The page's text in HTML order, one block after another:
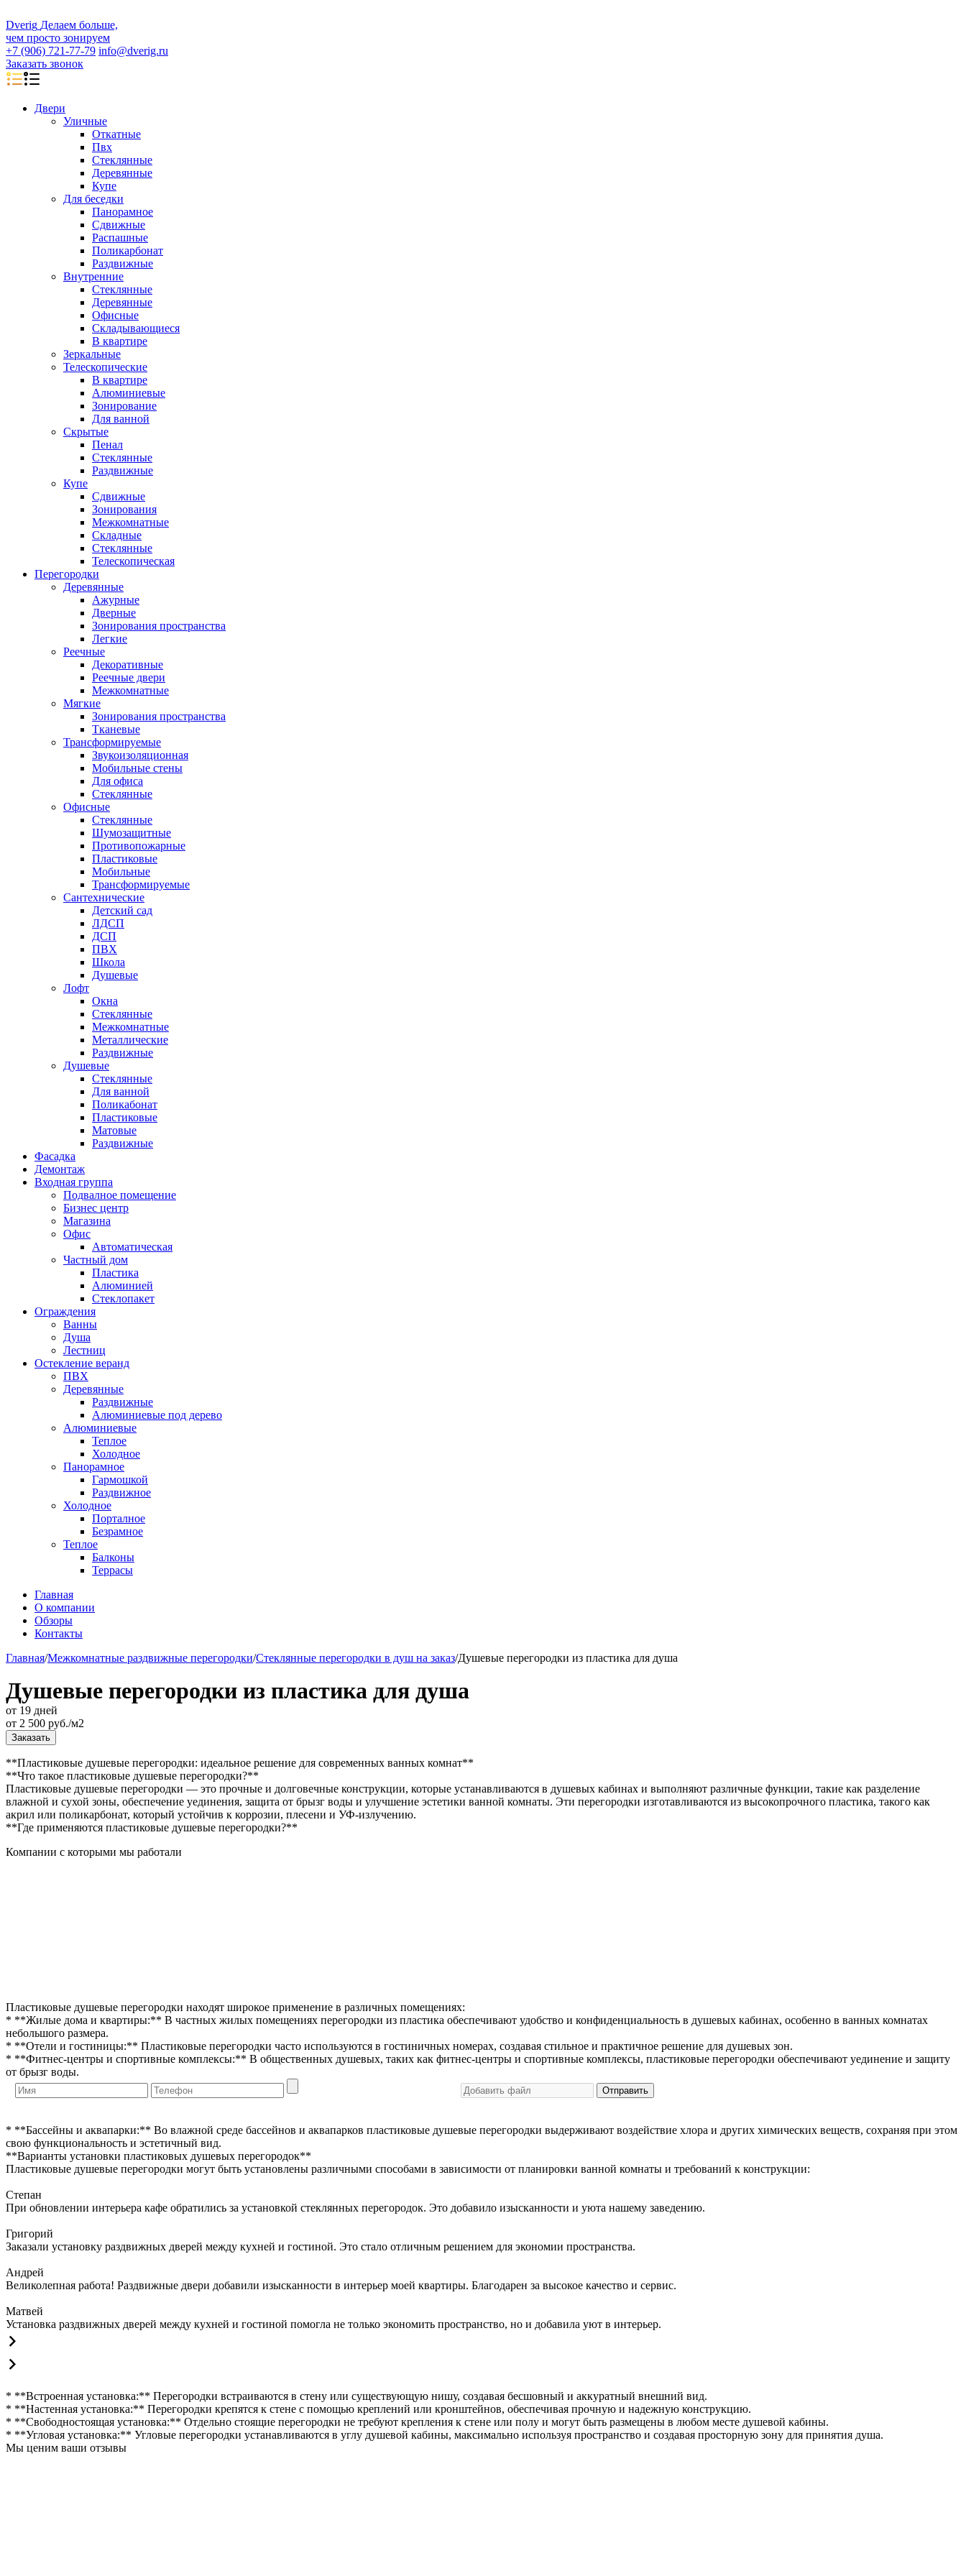
Dverig Делаем больше,
чем просто зонируем
+7 (906) 721-77-79 info@dverig.ru
Заказать звонок
Двери
Уличные
Откатные
Пвх
Стеклянные
Деревянные
Купе
Для беседки
Панорамное
Сдвижные
Распашные
Поликарбонат
Раздвижные
Внутренние
Стеклянные
Деревянные
Офисные
Складывающиеся
В квартире
Зеркальные
Телескопические
В квартире
Алюминиевые
Зонирование
Для ванной
Скрытые
Пенал
Стеклянные
Раздвижные
Купе
Сдвижные
Зонирования
Межкомнатные
Складные
Стеклянные
Телескопическая
Перегородки
Деревянные
Ажурные
Дверные
Зонирования пространства
Легкие
Реечные
Декоративные
Реечные двери
Межкомнатные
Мягкие
Зонирования пространства
Тканевые
Трансформируемые
Звукоизоляционная
Мобильные стены
Для офиса
Стеклянные
Офисные
Стеклянные
Шумозащитные
Противопожарные
Пластиковые
Мобильные
Трансформируемые
Сантехнические
Детский сад
ЛДСП
ДСП
ПВХ
Школа
Душевые
Лофт
Окна
Стеклянные
Межкомнатные
Металлические
Раздвижные
Душевые
Стеклянные
Для ванной
Поликабонат
Пластиковые
Матовые
Раздвижные
Фасадка
Демонтаж
Входная группа
Подвалное помещение
Бизнес центр
Магазина
Офис
Автоматическая
Частный дом
Пластика
Алюминией
Стеклопакет
Ограждения
Ванны
Душа
Лестниц
Остекление веранд
ПВХ
Деревянные
Раздвижные
Алюминиевые под дерево
Алюминиевые
Теплое
Холодное
Панорамное
Гармошкой
Раздвижное
Холодное
Порталное
Безрамное
Теплое
Балконы
Террасы
Главная
О компании
Обзоры
Контакты
Главная/Межкомнатные раздвижные перегородки/Стеклянные перегородки в душ на заказ/Душевые перегородки из пластика для душа
Душевые перегородки из пластика для душа
от 19 дней
от 2 500 руб./м2
Заказать
**Пластиковые душевые перегородки: идеальное решение для современных ванных комнат**
**Что такое пластиковые душевые перегородки?**
Пластиковые душевые перегородки — это прочные и долговечные конструкции, которые устанавливаются в душевых кабинах и выполняют различные функции, такие как разделение
влажной и сухой зоны, обеспечение уединения, защита от брызг воды и улучшение эстетики ванной комнаты. Эти перегородки изготавливаются из высокопрочного пластика, такого как
акрил или поликарбонат, который устойчив к коррозии, плесени и УФ-излучению.
**Где применяются пластиковые душевые перегородки?**
Компании с которыми мы работали
Пластиковые душевые перегородки находят широкое применение в различных помещениях:
* **Жилые дома и квартиры:** В частных жилых помещениях перегородки из пластика обеспечивают удобство и конфиденциальность в душевых кабинах, особенно в ванных комнатах
небольшого размера.
* **Отели и гостиницы:** Пластиковые перегородки часто используются в гостиничных номерах, создавая стильное и практичное решение для душевых зон.
* **Фитнес-центры и спортивные комплексы:** В общественных душевых, таких как фитнес-центры и спортивные комплексы, пластиковые перегородки обеспечивают уединение и защиту
от брызг воды.
Отправить
* **Бассейны и аквапарки:** Во влажной среде бассейнов и аквапарков пластиковые душевые перегородки выдерживают воздействие хлора и других химических веществ, сохраняя при этом
свою функциональность и эстетичный вид.
**Варианты установки пластиковых душевых перегородок**
Пластиковые душевые перегородки могут быть установлены различными способами в зависимости от планировки ванной комнаты и требований к конструкции:
Степан
При обновлении интерьера кафе обратились за установкой стеклянных перегородок. Это добавило изысканности и уюта нашему заведению.
Григорий
Заказали установку раздвижных дверей между кухней и гостиной. Это стало отличным решением для экономии пространства.
Андрей
Великолепная работа! Раздвижные двери добавили изысканности в интерьер моей квартиры. Благодарен за высокое качество и сервис.
Матвей
Установка раздвижных дверей между кухней и гостиной помогла не только экономить пространство, но и добавила уют в интерьер.
* **Встроенная установка:** Перегородки встраиваются в стену или существующую нишу, создавая бесшовный и аккуратный внешний вид.
* **Настенная установка:** Перегородки крепятся к стене с помощью креплений или кронштейнов, обеспечивая прочную и надежную конструкцию.
* **Свободностоящая установка:** Отдельно стоящие перегородки не требуют крепления к стене или полу и могут быть размещены в любом месте душевой кабины.
* **Угловая установка:** Угловые перегородки устанавливаются в углу душевой кабины, максимально используя пространство и создавая просторную зону для принятия душа.
Мы ценим ваши отзывы